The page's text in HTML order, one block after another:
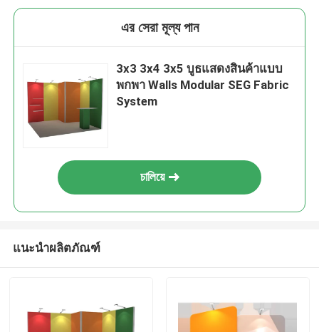
এর সেরা মূল্য পান
3x3 3x4 3x5 บูธแสดงสินค้าแบบ
พกพา Walls Modular SEG Fabric
System
চালিয়ে
แนะนำผลิตภัณฑ์